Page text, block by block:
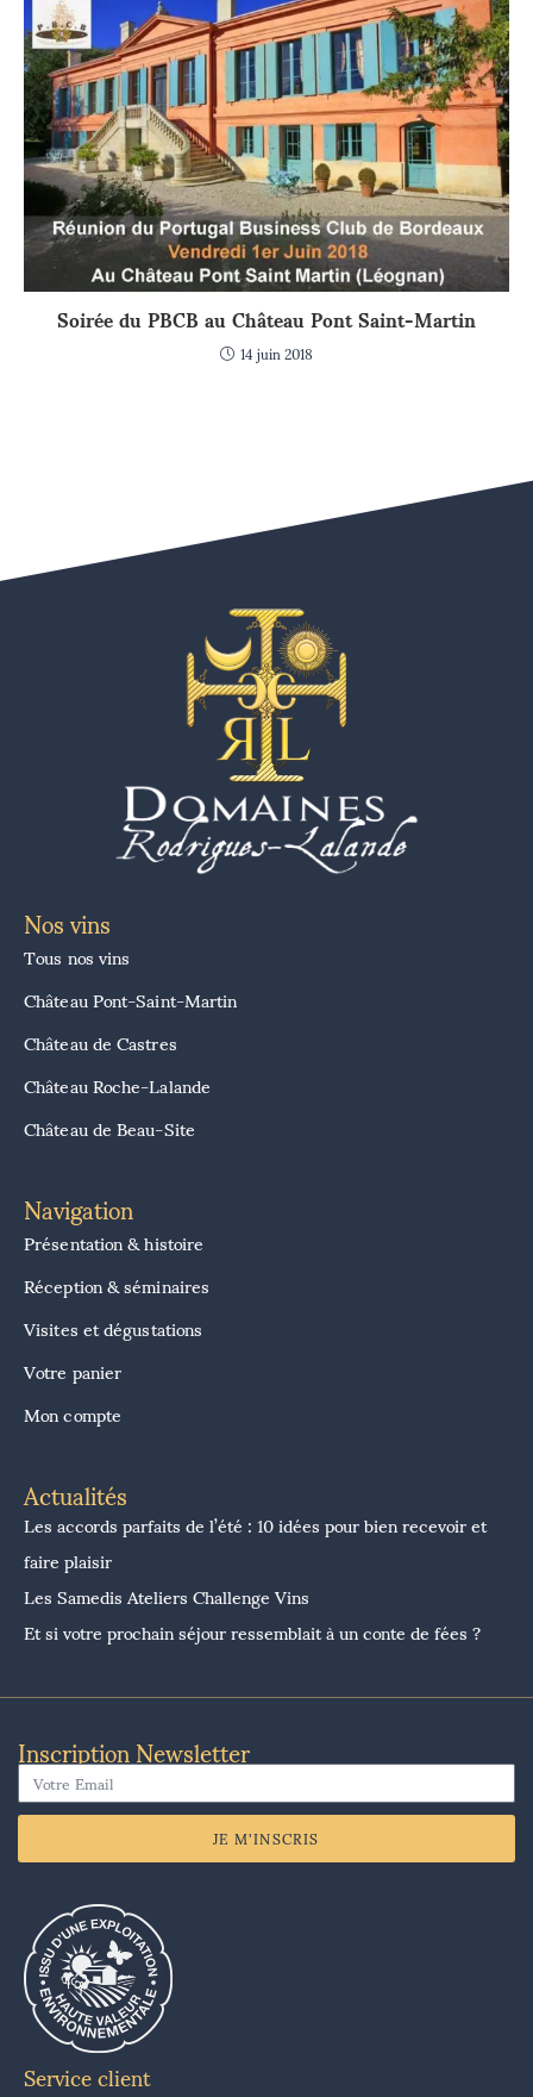
Soirée du PBCB au Château Pont Saint-Martin
14 juin 2018
Nos vins
Tous nos vins
Château Pont-Saint-Martin
Château de Castres
Château Roche-Lalande
Château de Beau-Site
Navigation
Présentation & histoire
Réception & séminaires
Visites et dégustations
Votre panier
Mon compte
Actualités
Les accords parfaits de l’été : 10 idées pour bien recevoir et
faire plaisir
Les Samedis Ateliers Challenge Vins
Et si votre prochain séjour ressemblait à un conte de fées ?
Inscription Newsletter
JE M'INSCRIS
Service client